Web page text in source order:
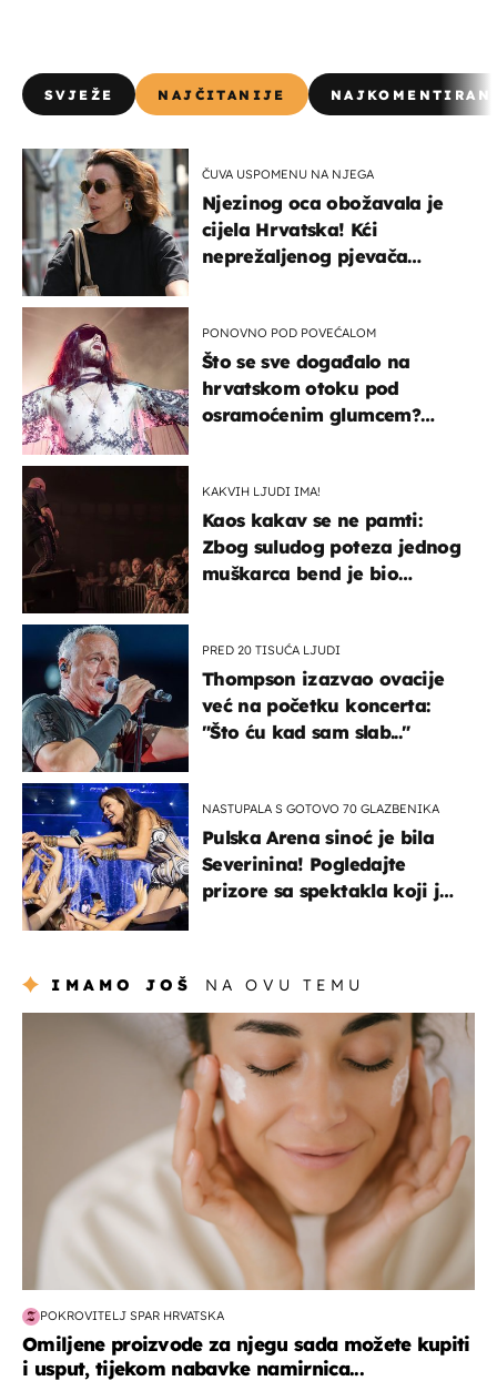
SVJEŽE NAJČITANIJE
ČUVA USPOMENU NA NJEGA
Njezinog oca obožavala je
cijela Hrvatska! Kći
neprežaljenog pjevača
PONOVNO POD POVEĆALOM
Što se sve događalo na
hrvatskom otoku pod
osramoćenim glumcem?
KAKVIH LJUDI IMA!
Kaos kakav se ne pamti:
Zbog suludog poteza jednog
muškarca bend je bio
PRED 20 TISUĆA LJUDI
Thompson izazvao ovacije
već na početku koncerta:
"Što ću kad sam slab..."
NASTUPALA S GOTOVO 70 GLAZBENIKA
Pulska Arena sinoć je bila
Severinina! Pogledajte
prizore sa spektakla koji je
IMAMO JOŠ NA OVU TEMU
moda & ljepota
POKROVITELJ SPAR HRVATSKA
Omiljene proizvode za njegu sada možete kupiti
i usput, tijekom nabavke namirnica...